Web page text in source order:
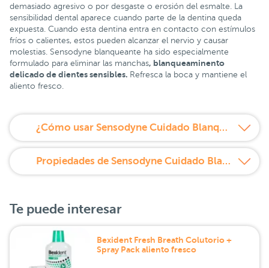
demasiado agresivo o por desgaste o erosión del esmalte. La
sensibilidad dental aparece cuando parte de la dentina queda
expuesta. Cuando esta dentina entra en contacto con estímulos
fríos o calientes, estos pueden alcanzar el nervio y causar
molestias. Sensodyne blanqueante ha sido especialmente
formulado para eliminar las manchas, blanqueaminento
delicado de dientes sensibles. Refresca la boca y mantiene el
aliento fresco.
¿Cómo usar Sensodyne Cuidado Blanqueante pasta dentífrica 75 ml pack Duplo?
Propiedades de Sensodyne Cuidado Blanqueante pasta dentífrica 75 ml pack Duplo
Te puede interesar
Bexident Fresh Breath Colutorio +
Spray Pack aliento fresco